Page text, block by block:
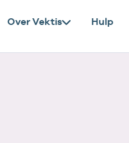
Over Vektis Hulp